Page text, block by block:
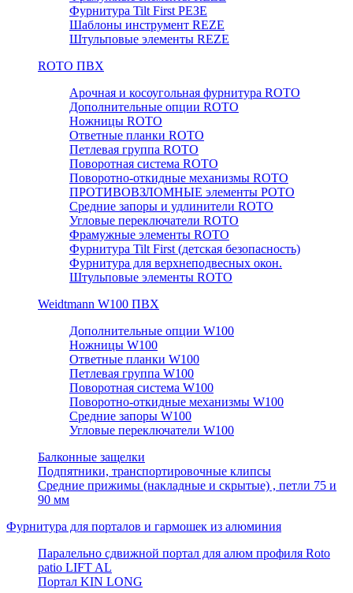
Фурнитура Tilt First РЕЗЕ
Шаблоны инструмент REZE
Штульповые элементы REZE
RОTO ПВХ
Арочная и косоугольная фурнитура ROTO
Дополнительные опции ROTO
Ножницы ROTO
Ответные планки ROTO
Петлевая группа ROTO
Поворотная система ROTO
Поворотно-откидные механизмы ROTO
ПРОТИВОВЗЛОМНЫЕ элементы РОТО
Средние запоры и удлинители ROTO
Угловые переключатели ROTO
Фрамужные элементы ROTO
Фурнитура Tilt First (детская безопасность)
Фурнитура для верхнеподвесных окон.
Штульповые элементы ROTO
Weidtmann W100 ПВХ
Дополнительные опции W100
Ножницы W100
Ответные планки W100
Петлевая группа W100
Поворотная система W100
Поворотно-откидные механизмы W100
Средние запоры W100
Угловые переключатели W100
Балконные защелки
Подпятники, транспортировочные клипсы
Средние прижимы (накладные и скрытые) , петли 75 и
90 мм
Фурнитура для порталов и гармошек из алюминия
Паралельно сдвижной портал для алюм профиля Roto
patio LIFT AL
Портал KIN LONG